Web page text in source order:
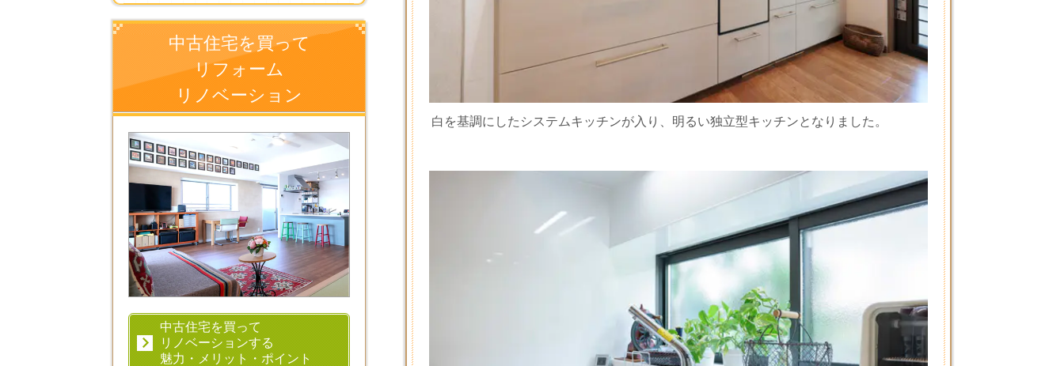
白を基調にしたシステムキッチンが入り、明るい独立型キッチンとなりました。
中古住宅を買って
リフォーム
リノベーション
中古住宅を買って
リノベーションする
魅力・メリット・ポイント